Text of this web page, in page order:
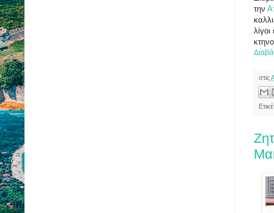
την
στις